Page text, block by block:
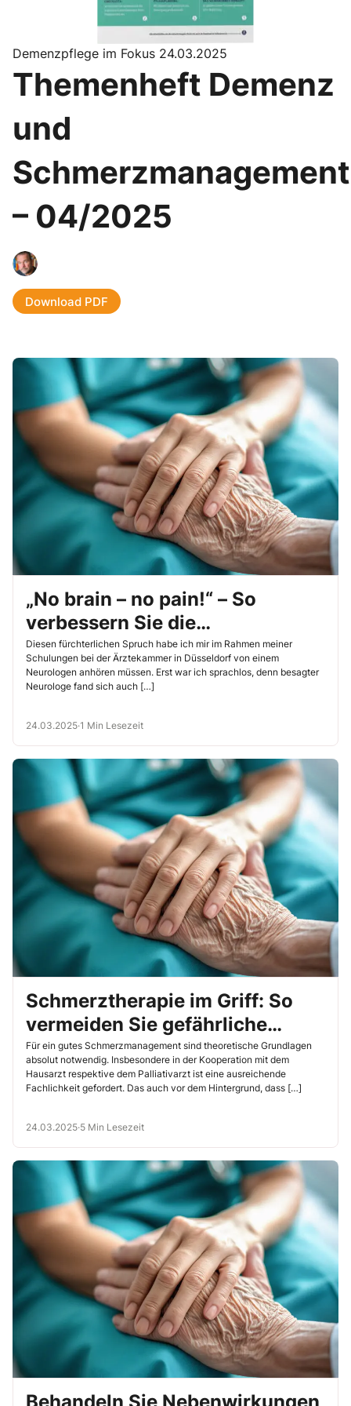
Demenzpflege im Fokus 24.03.2025
Themenheft Demenz
und
Schmerzmanagement
– 04/2025
Download PDF
„No brain – no pain!“ – So
verbessern Sie die
Schmerzversorgung!
Diesen fürchterlichen Spruch habe ich mir im Rahmen meiner
Schulungen bei der Ärztekammer in Düsseldorf von einem
Neurologen anhören müssen. Erst war ich sprachlos, denn besagter
Neurologe fand sich auch […]
24.03.2025·1 Min Lesezeit
Schmerztherapie im Griff: So
vermeiden Sie gefährliche
Fehleinschätzungen!
Für ein gutes Schmerzmanagement sind theoretische Grundlagen
absolut notwendig. Insbesondere in der Kooperation mit dem
Hausarzt respektive dem Palliativarzt ist eine ausreichende
Fachlichkeit gefordert. Das auch vor dem Hintergrund, dass […]
24.03.2025·5 Min Lesezeit